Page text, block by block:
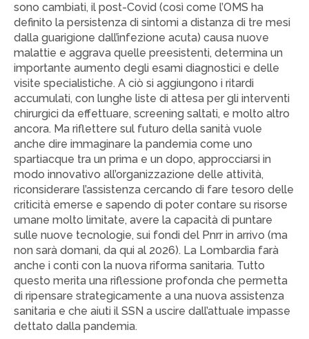
sono cambiati, il post-Covid (così come l’OMS ha
definito la persistenza di sintomi a distanza di tre mesi
dalla guarigione dall’infezione acuta) causa nuove
malattie e aggrava quelle preesistenti, determina un
importante aumento degli esami diagnostici e delle
visite specialistiche. A ciò si aggiungono i ritardi
accumulati, con lunghe liste di attesa per gli interventi
chirurgici da effettuare, screening saltati, e molto altro
ancora. Ma riflettere sul futuro della sanità vuole
anche dire immaginare la pandemia come uno
spartiacque tra un prima e un dopo, approcciarsi in
modo innovativo all’organizzazione delle attività,
riconsiderare l’assistenza cercando di fare tesoro delle
criticità emerse e sapendo di poter contare su risorse
umane molto limitate, avere la capacità di puntare
sulle nuove tecnologie, sui fondi del Pnrr in arrivo (ma
non sarà domani, da qui al 2026). La Lombardia farà
anche i conti con la nuova riforma sanitaria. Tutto
questo merita una riflessione profonda che permetta
di ripensare strategicamente a una nuova assistenza
sanitaria e che aiuti il SSN a uscire dall’attuale impasse
dettato dalla pandemia.